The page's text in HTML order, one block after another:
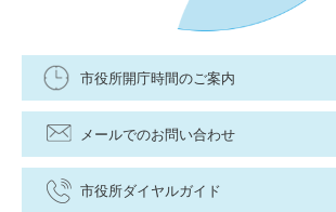
市役所開庁時間のご案内
メールでのお問い合わせ
市役所ダイヤルガイド